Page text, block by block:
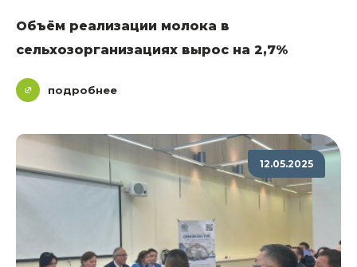
Объём реализации молока в
сельхозорганизациях вырос на 2,7%
подробнее
12.05.2025